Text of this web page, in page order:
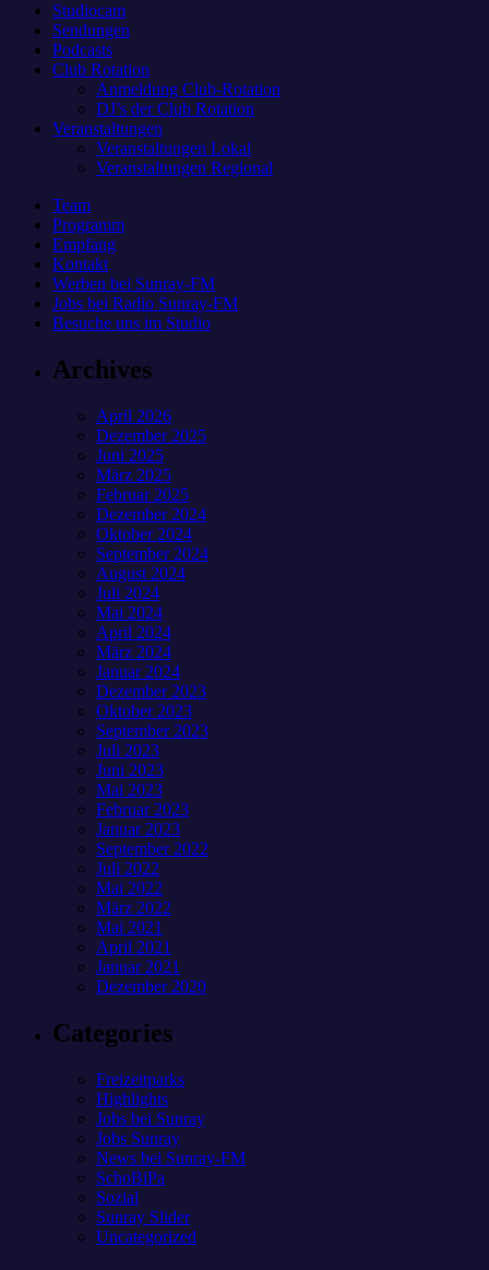
Studiocam
Sendungen
Podcasts
Club Rotation
Anmeldung Club-Rotation
DJ’s der Club Rotation
Veranstaltungen
Veranstaltungen Lokal
Veranstaltungen Regional
Team
Programm
Empfang
Kontakt
Werben bei Sunray-FM
Jobs bei Radio Sunray-FM
Besuche uns im Studio
Archives
April 2026
Dezember 2025
Juni 2025
März 2025
Februar 2025
Dezember 2024
Oktober 2024
September 2024
August 2024
Juli 2024
Mai 2024
April 2024
März 2024
Januar 2024
Dezember 2023
Oktober 2023
September 2023
Juli 2023
Juni 2023
Mai 2023
Februar 2023
Januar 2023
September 2022
Juli 2022
Mai 2022
März 2022
Mai 2021
April 2021
Januar 2021
Dezember 2020
Categories
Freizeitparks
Highlights
Jobs bei Sunray
Jobs Sunray
News bei Sunray-FM
SchoBiPa
Sozial
Sunray Slider
Uncategorized